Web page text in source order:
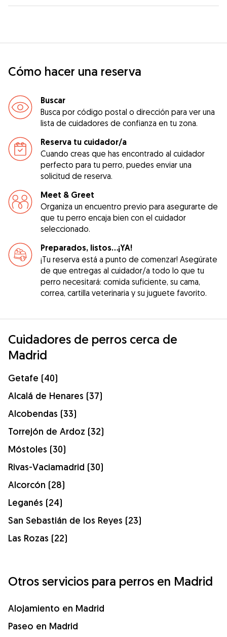
Cómo hacer una reserva
Buscar
Busca por código postal o dirección para ver una
lista de cuidadores de confianza en tu zona.
Reserva tu cuidador/a
Cuando creas que has encontrado al cuidador
perfecto para tu perro, puedes enviar una
solicitud de reserva.
Meet & Greet
Organiza un encuentro previo para asegurarte de
que tu perro encaja bien con el cuidador
seleccionado.
Preparados, listos...¡YA!
¡Tu reserva está a punto de comenzar! Asegúrate
de que entregas al cuidador/a todo lo que tu
perro necesitará: comida suficiente, su cama,
correa, cartilla veterinaria y su juguete favorito.
Cuidadores de perros cerca de
Madrid
Getafe (40)
Alcalá de Henares (37)
Alcobendas (33)
Torrejón de Ardoz (32)
Móstoles (30)
Rivas-Vaciamadrid (30)
Alcorcón (28)
Leganés (24)
San Sebastián de los Reyes (23)
Las Rozas (22)
Otros servicios para perros en Madrid
Alojamiento en Madrid
Paseo en Madrid